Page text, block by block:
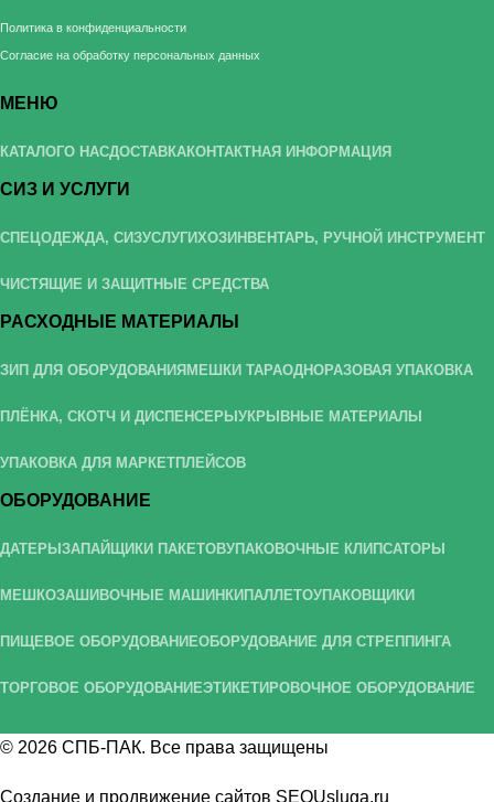
Политика в конфиденциальности
Согласие на обработку персональных данных
МЕНЮ
КАТАЛОГО НАСДОСТАВКАКОНТАКТНАЯ ИНФОРМАЦИЯ
СИЗ И УСЛУГИ
СПЕЦОДЕЖДА, СИЗУСЛУГИХОЗИНВЕНТАРЬ, РУЧНОЙ ИНСТРУМЕНТ
ЧИСТЯЩИЕ И ЗАЩИТНЫЕ СРЕДСТВА
РАСХОДНЫЕ МАТЕРИАЛЫ
ЗИП ДЛЯ ОБОРУДОВАНИЯ МЕШКИ ТАРАОДНОРАЗОВАЯ УПАКОВКА
ПЛЁНКА, СКОТЧ И ДИСПЕНСЕРЫ УКРЫВНЫЕ МАТЕРИАЛЫ
УПАКОВКА ДЛЯ МАРКЕТПЛЕЙСОВ
ОБОРУДОВАНИЕ
ДАТЕРЫ ЗАПАЙЩИКИ ПАКЕТОВУПАКОВОЧНЫЕ КЛИПСАТОРЫ
МЕШКОЗАШИВОЧНЫЕ МАШИНКИ ПАЛЛЕТОУПАКОВЩИКИ
ПИЩЕВОЕ ОБОРУДОВАНИЕОБОРУДОВАНИЕ ДЛЯ СТРЕППИНГА
ТОРГОВОЕ ОБОРУДОВАНИЕЭТИКЕТИРОВОЧНОЕ ОБОРУДОВАНИЕ
© 2026 СПБ-ПАК. Все права защищены
Создание и продвижение сайтов SEOUsluga.ru